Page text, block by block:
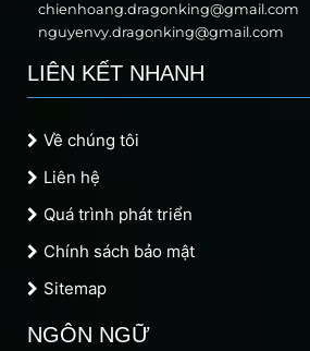
chienhoang.dragonking@gmail.com
nguyenvy.dragonking@gmail.com
LIÊN KẾT NHANH
Về chúng tôi
Liên hệ
Quá trình phát triển
Chính sách bảo mật
Sitemap
NGÔN NGỮ